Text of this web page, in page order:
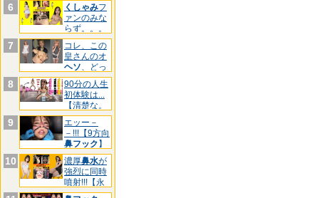
6 くしゃみフ
ァンのみな
らず。。。
【三池
7
コレ、この
皇さんのオ
ヘソ、どっ
ちです
8
90分の人生
初体験は...
【清楚な。
9
エッー－
－!!!【9方向
鼻フック 】
マ
10 濃厚鼻水が
強烈に同時
噴射!!!【永
久